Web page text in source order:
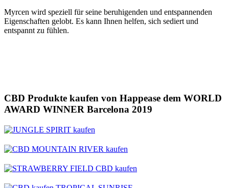
Myrcen wird speziell für seine beruhigenden und entspannenden
Eigenschaften gelobt. Es kann Ihnen helfen, sich sediert und
entspannt zu fühlen.
CBD Produkte kaufen von Happease dem WORLD
AWARD WINNER Barcelona 2019